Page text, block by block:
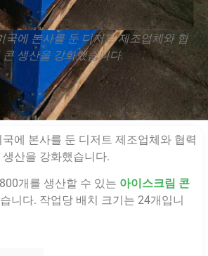
국에 본사를 둔 디저트 제조업체와 협
생산을 강화했습니다.
에 본사를 둔 디저트 제조업체와 협력
산을 강화했습니다.
개를 생산할 수 있는 아이스크림 콘
니다. 작업당 배치 크기는 24개입니